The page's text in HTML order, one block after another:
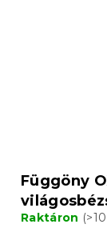
Függöny
Raktáron